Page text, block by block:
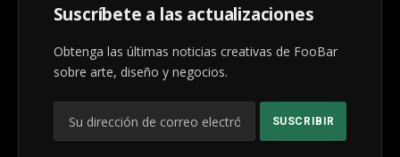
Suscríbete a las actualizaciones
Obtenga las últimas noticias creativas de FooBar
sobre arte, diseño y negocios.